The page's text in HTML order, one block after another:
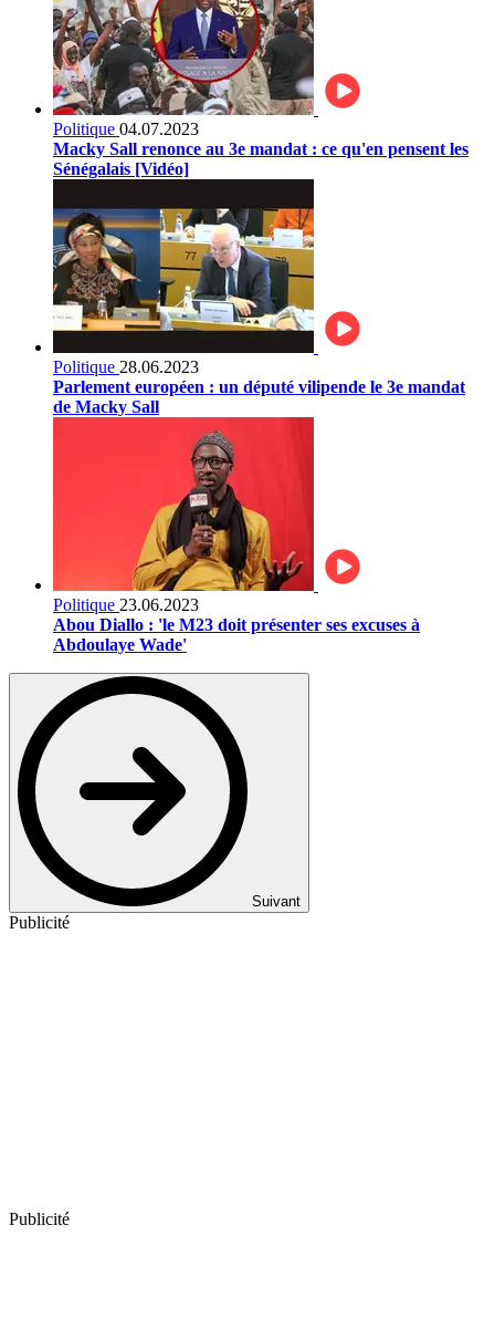
Politique 04.07.2023
Macky Sall renonce au 3e mandat : ce qu'en pensent les
Sénégalais [Vidéo]
Politique 28.06.2023
Parlement européen : un député vilipende le 3e mandat
de Macky Sall
Politique 23.06.2023
Abou Diallo : 'le M23 doit présenter ses excuses à
Abdoulaye Wade'
Suivant
Publicité
Publicité